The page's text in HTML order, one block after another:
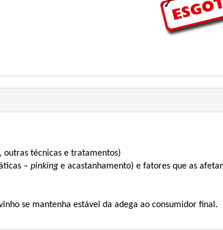
outras técnicas e tratamentos)
– pinking e acastanhamento) e fatores que as
se mantenha estável da adega ao consumidor final.